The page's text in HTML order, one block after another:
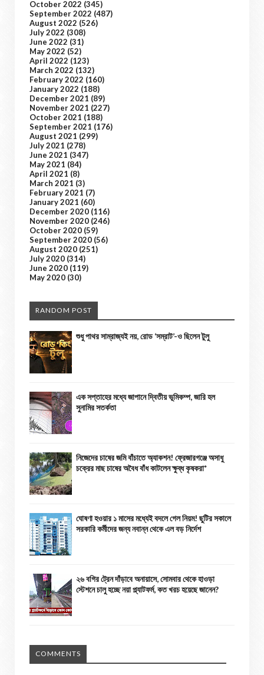
October 2022 (345)
September 2022 (487)
August 2022 (526)
July 2022 (308)
June 2022 (31)
May 2022 (52)
April 2022 (123)
March 2022 (132)
February 2022 (160)
January 2022 (188)
December 2021 (89)
November 2021 (227)
October 2021 (188)
September 2021 (176)
August 2021 (299)
July 2021 (278)
June 2021 (347)
May 2021 (84)
April 2021 (8)
March 2021 (3)
February 2021 (7)
January 2021 (60)
December 2020 (116)
November 2020 (246)
October 2020 (59)
September 2020 (56)
August 2020 (251)
July 2020 (314)
June 2020 (119)
May 2020 (30)
RANDOM POST
শুধু পাথর সাম্রাজ্যই নয়, রোড ‘সম্রাট’-ও ছিলেন টুলু
এক সপ্তাহের মধ্যে জাপানে দ্বিতীয় ভূমিকম্প, জারি হল
সুনামির সতর্কতা
নিজেদের চাষের জমি বাঁচাতে অ্যাকশন! ফ্রেজারগঞ্জে অসাধু
চক্রের মাছ চাষের অবৈধ বাঁধ কাটলেন ক্ষুব্ধ কৃষকরা*
ঘোষণা হওয়ার ১ মাসের মধ্যেই বদলে গেল নিয়ম! ছুটির সকালে
সরকারি কর্মীদের জন্য নবান্ন থেকে এল বড় নির্দেশ
২৬ বগির ট্রেন দাঁড়াবে অনায়াসে, সোমবার থেকে হাওড়া
স্টেশনে চালু হচ্ছে নয়া প্ল্যাটফর্ম, কত খরচ হয়েছে জানেন?
COMMENTS